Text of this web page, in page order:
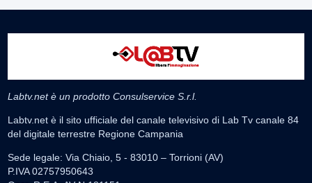
Labtv.net è un prodotto Consulservice S.r.l.
Labtv.net è il sito ufficiale del canale televisivo di Lab Tv canale 84
del digitale terrestre Regione Campania
Sede legale: Via Chiaio, 5 - 83010 – Torrioni (AV)
P.IVA 02757950643